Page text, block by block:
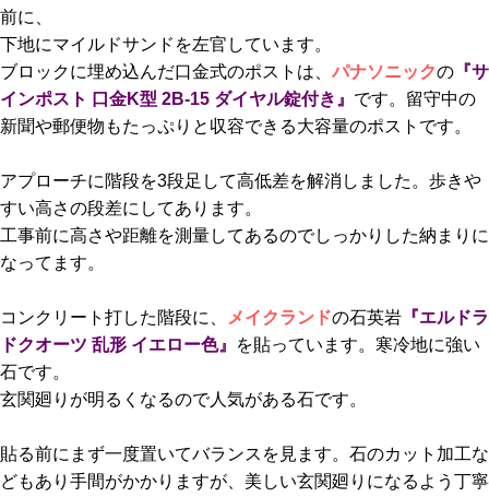
前に、
下地にマイルドサンドを左官しています。
ブロックに埋め込んだ口金式のポストは、 パナソニックの 『サ
インポスト 口金K型 2B-15 ダイヤル錠付き』 です。留守中の
新聞や郵便物もたっぷりと収容できる大容量のポストです。
アプローチに階段を3段足して高低差を解消しました。歩きや
すい高さの段差にしてあります。
工事前に高さや距離を測量してあるのでしっかりした納まりに
なってます。
コンクリート打した階段に、 メイクランドの石英岩 『エルドラ
ドクオーツ 乱形 イエロー色』
を貼っています。寒冷地に強い
石です。
玄関廻りが明るくなるので人気がある石です。
貼る前にまず一度置いてバランスを見ます。石のカット加工な
どもあり手間がかかりますが、美しい玄関廻りになるよう丁寧